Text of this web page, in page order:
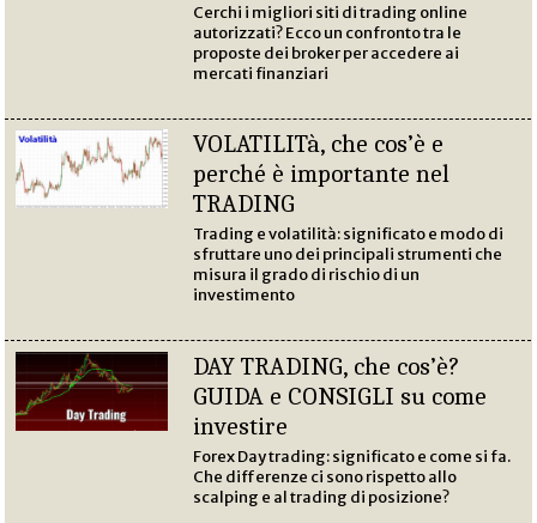
Cerchi i migliori siti di trading online
autorizzati? Ecco un confronto tra le
proposte dei broker per accedere ai
mercati finanziari
VOLATILITà, che cos’è e
perché è importante nel
TRADING
Trading e volatilità: significato e modo di
sfruttare uno dei principali strumenti che
misura il grado di rischio di un
investimento
DAY TRADING, che cos’è?
GUIDA e CONSIGLI su come
investire
Forex Day trading: significato e come si fa.
Che differenze ci sono rispetto allo
scalping e al trading di posizione?